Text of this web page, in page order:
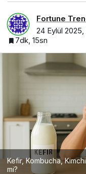
Fortune
24 Eylül
7dk, 15sn
Kefir, Kombucha,
mi?